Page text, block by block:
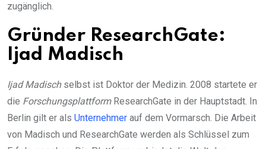
zugänglich.
Gründer ResearchGate:
Ijad Madisch
Ijad Madischselbst ist Doktor der Medizin. 2008 startete er
die ForschungsplattformResearchGate in der Hauptstadt. In
Berlin gilt er als Unternehmer auf dem Vormarsch. Die Arbeit
von Madisch und ResearchGate werden als Schlüssel zum